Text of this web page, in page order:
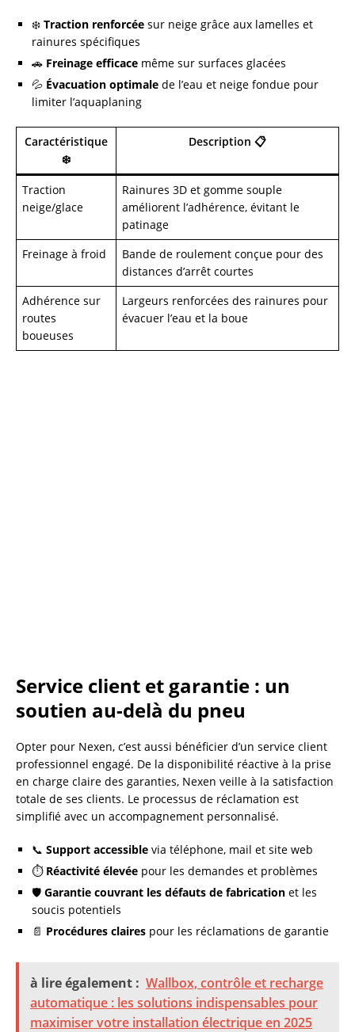
❄️ Traction renforcée sur neige grâce aux lamelles et
rainures spécifiques
🚗 Freinage efficace même sur surfaces glacées
💦 Évacuation optimale de l’eau et neige fondue pour
limiter l’aquaplaning
Caractéristique
❄️
Description 📋
Traction
neige/glace
Rainures 3D et gomme souple
améliorent l’adhérence, évitant le
patinage
Freinage à froid
Bande de roulement conçue pour des
distances d’arrêt courtes
Adhérence sur
routes
boueuses
Largeurs renforcées des rainures pour
évacuer l’eau et la boue
Service client et garantie : un
soutien au-delà du pneu
Opter pour Nexen, c’est aussi bénéficier d’un service client
professionnel engagé. De la disponibilité réactive à la prise
en charge claire des garanties, Nexen veille à la satisfaction
totale de ses clients. Le processus de réclamation est
simplifié avec un accompagnement personnalisé.
📞 Support accessible via téléphone, mail et site web
⏱️ Réactivité élevée pour les demandes et problèmes
🛡️ Garantie couvrant les défauts de fabrication et les
soucis potentiels
📄 Procédures claires pour les réclamations de garantie
à lire également : Wallbox, contrôle et recharge
automatique : les solutions indispensables pour
maximiser votre installation électrique en 2025